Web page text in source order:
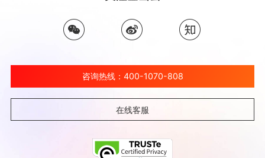
咨询热线：400-1070-808
在线客服